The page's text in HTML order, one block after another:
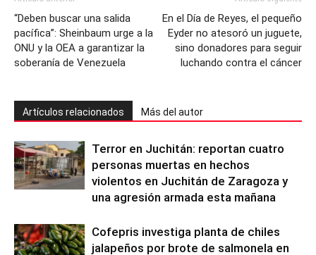
“Deben buscar una salida
pacífica”: Sheinbaum urge a la
ONU y la OEA a garantizar la
soberanía de Venezuela
En el Día de Reyes, el pequeño
Eyder no atesoró un juguete,
sino donadores para seguir
luchando contra el cáncer
Artículos relacionados Más del autor
Terror en Juchitán: reportan cuatro
personas muertas en hechos
violentos en Juchitán de Zaragoza y
una agresión armada esta mañana
Cofepris investiga planta de chiles
jalapeños por brote de salmonela en